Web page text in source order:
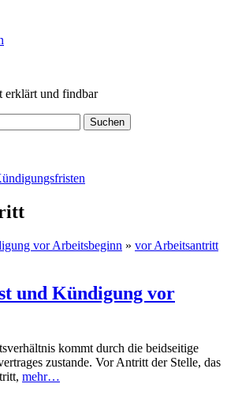
erklärt und findbar
Suchen
vor Arbeitsbeginn » vor Arbeitsantritt
und Kündigung vor
kommt durch die beidseitige
zustande. Vor Antritt der Stelle, das
mehr…